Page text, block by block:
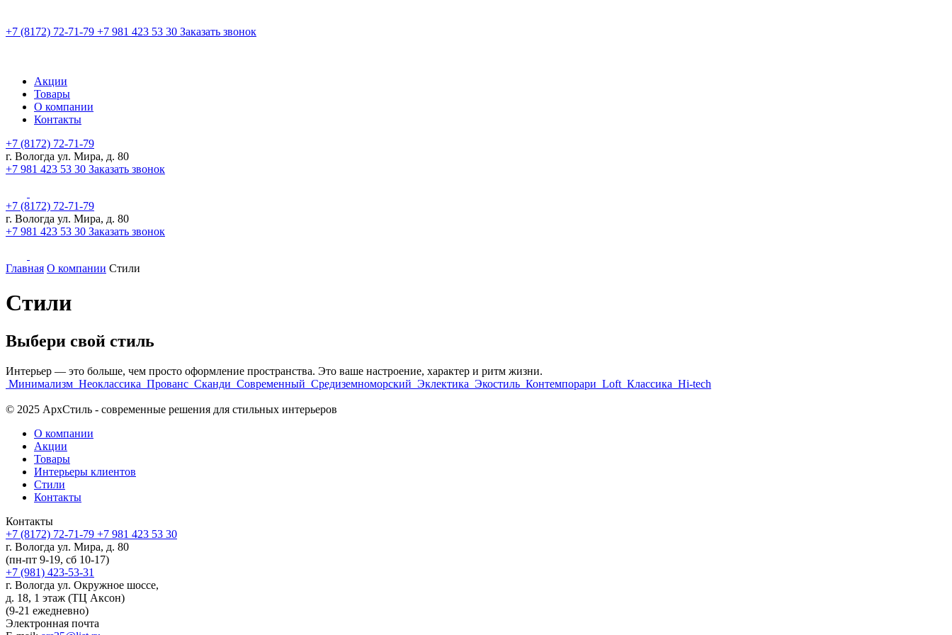
+7 (8172) 72-71-79 +7 981 423 53 30 Заказать звонок
Акции
Товары
О компании
Контакты
+7 (8172) 72-71-79
г. Вологда ул. Мира, д. 80
+7 981 423 53 30 Заказать звонок
+7 (8172) 72-71-79
г. Вологда ул. Мира, д. 80
+7 981 423 53 30 Заказать звонок
Главная О компании Стили
Стили
Выбери свой стиль
Интерьер — это больше, чем просто оформление пространства. Это ваше настроение, характер и ритм жизни.
Минимализм Неоклассика Прованс Сканди Современный Средиземно­морский Эклектика Экостиль Контемпорари Loft Классика Hi-tech
© 2025 АрхСтиль - современные решения для стильных интерьеров
О компании
Акции
Товары
Интерьеры клиентов
Стили
Контакты
Контакты
+7 (8172) 72-71-79 +7 981 423 53 30
г. Вологда ул. Мира, д. 80
(пн-пт 9-19, сб 10-17)
+7 (981) 423-53-31
г. Вологда ул. Окружное шоссе,
д. 18, 1 этаж (ТЦ Аксон)
(9-21 ежедневно)
Электронная почта